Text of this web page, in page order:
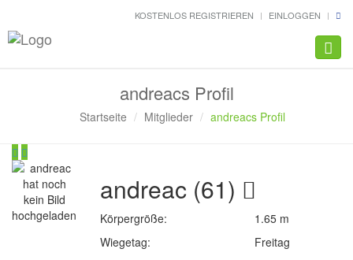
KOSTENLOS REGISTRIEREN EINLOGGEN
andreacs Profil
Startseite Mitglieder andreacs Profil
andreac (61)
Körpergröße:
1.65 m
Wiegetag:
Freitag